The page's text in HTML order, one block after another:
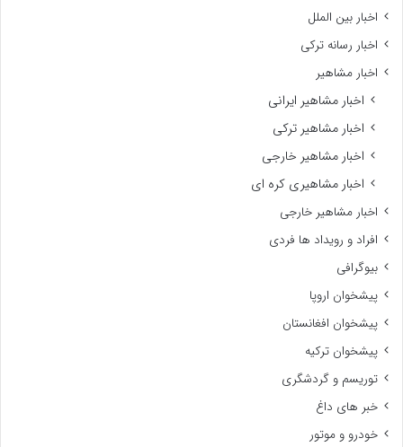
اخبار بین الملل
اخبار رسانه ترکی
اخبار مشاهیر
اخبار مشاهیر ایرانی
اخبار مشاهیر ترکی
اخبار مشاهیر خارجی
اخبار مشاهیری کره ای
اخبار مشاهیر خارجی
افراد و رویداد ها فردی
بیوگرافی
پیشخوان اروپا
پیشخوان افغانستان
پیشخوان ترکیه
توریسم و گردشگری
خبر های داغ
خودرو و موتور